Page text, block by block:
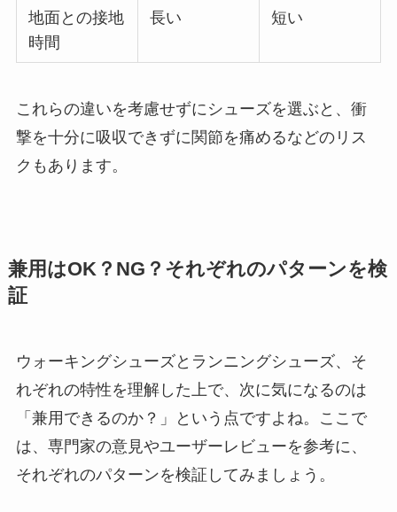
地面との接地
時間
長い 短い
これらの違いを考慮せずにシューズを選ぶと、衝
撃を十分に吸収できずに関節を痛めるなどのリス
クもあります。
兼用はOK？NG？それぞれのパターンを検
証
ウォーキングシューズとランニングシューズ、そ
れぞれの特性を理解した上で、次に気になるのは
「兼用できるのか？」という点ですよね。ここで
は、専門家の意見やユーザーレビューを参考に、
それぞれのパターンを検証してみましょう。